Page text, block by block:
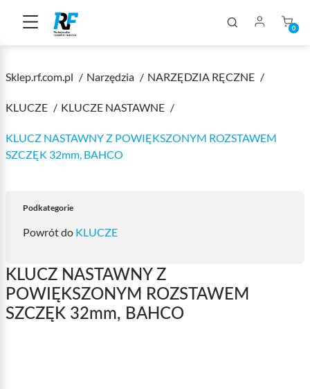
0
Sklep.rf.com.pl Narzędzia NARZĘDZIA RĘCZNE
KLUCZE KLUCZE NASTAWNE
KLUCZ NASTAWNY Z POWIĘKSZONYM ROZSTAWEM
SZCZĘK 32mm, BAHCO
Podkategorie
Powrót do KLUCZE
KLUCZ NASTAWNY Z
POWIĘKSZONYM ROZSTAWEM
SZCZĘK 32mm, BAHCO